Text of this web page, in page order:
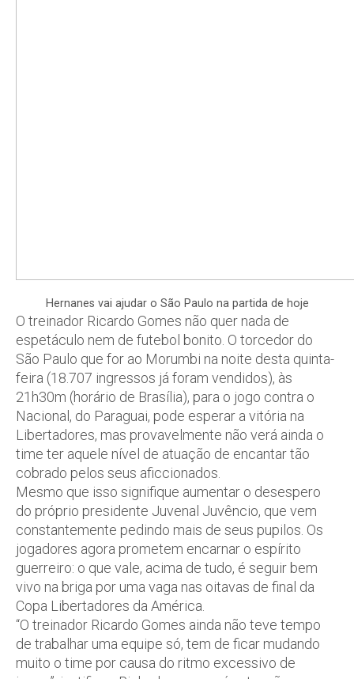
Hernanes vai ajudar o São Paulo na partida de hoje
O treinador Ricardo Gomes não quer nada de
espetáculo nem de futebol bonito. O torcedor do
São Paulo que for ao Morumbi na noite desta quinta-
feira (18.707 ingressos já foram vendidos), às
21h30m (horário de Brasília), para o jogo contra o
Nacional, do Paraguai, pode esperar a vitória na
Libertadores, mas provavelmente não verá ainda o
time ter aquele nível de atuação de encantar tão
cobrado pelos seus aficcionados.
Mesmo que isso signifique aumentar o desespero
do próprio presidente Juvenal Juvêncio, que vem
constantemente pedindo mais de seus pupilos. Os
jogadores agora prometem encarnar o espírito
guerreiro: o que vale, acima de tudo, é seguir bem
vivo na briga por uma vaga nas oitavas de final da
Copa Libertadores da América.
“O treinador Ricardo Gomes ainda não teve tempo
de trabalhar uma equipe só, tem de ficar mudando
muito o time por causa do ritmo excessivo de